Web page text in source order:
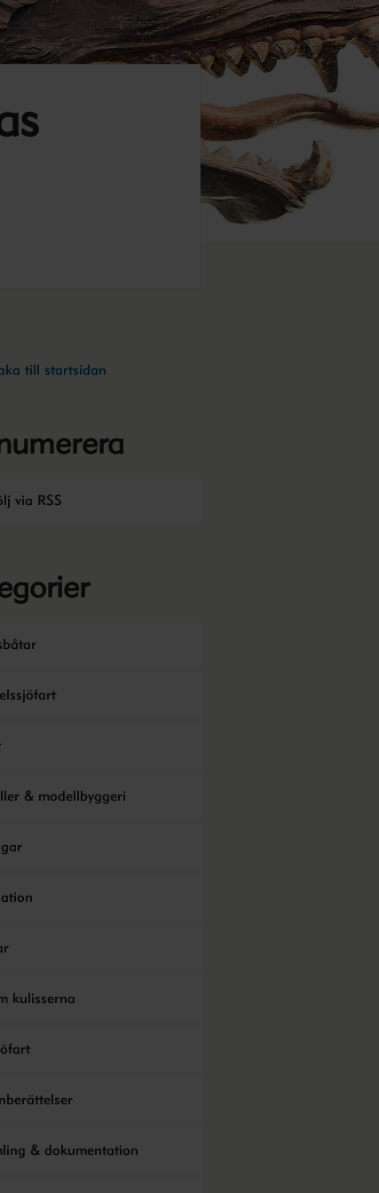
till startsidan
via RSS
& modellbyggeri
kulisserna
& dokumentation